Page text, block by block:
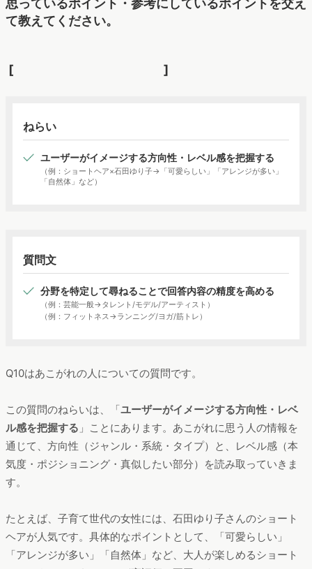
て教えてください。
[ ]
ねらい
ユーザーがイメージする方向性・レベル感を把握する
（例：ショートヘア×石田ゆり子→「可愛らしい」「アレンジが多い」
「自然体」など）
質問文
分野を特定して尋ねることで回答内容の精度を高める
（例：芸能一般→タレント/モデル/アーティスト）
（例：フィットネス→ランニング/ヨガ/筋トレ）
Q10はあこがれの人についての質問です。
この質問のねらいは、「ユーザーがイメージする方向性・レベ
ル感を把握する 」ことにあります。あこがれに思う人の情報を
通じて、方向性（ジャンル・系統・タイプ）と、レベル感（本
気度・ポジショニング・真似したい部分）を読み取っていきま
す。
たとえば、子育て世代の女性には、石田ゆり子さんのショート
ヘアが人気です。具体的なポイントとして、「可愛らしい」
「アレンジが多い」「自然体」など、大人が楽しめるショート